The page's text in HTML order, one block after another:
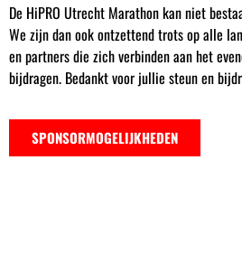
De HiPRO Utrecht Marathon kan niet
We zijn dan ook ontzettend trots op alle
en partners die zich verbinden aan het
bijdragen. Bedankt voor jullie steun en
SPONSORMOGELIJKHEDEN